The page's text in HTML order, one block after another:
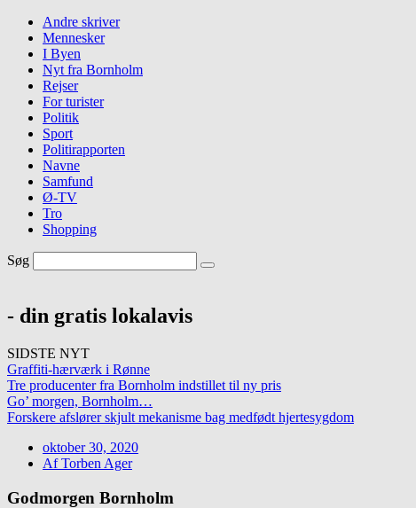
Andre skriver
Mennesker
I Byen
Nyt fra Bornholm
Rejser
For turister
Politik
Sport
Politirapporten
Navne
Samfund
Ø-TV
Tro
Shopping
Søg
- din gratis lokalavis
SIDSTE NYT
Graffiti-hærværk i Rønne
Tre producenter fra Bornholm indstillet til ny pris
Go’ morgen, Bornholm…
Forskere afslører skjult mekanisme bag medfødt hjertesygdom
oktober 30, 2020
AfTorben Ager
Godmorgen Bornholm